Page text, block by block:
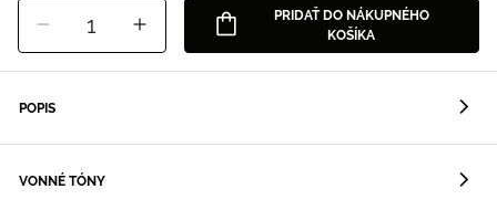
1
PRIDAŤ DO NÁKUPNÉHO
KOŠÍKA
POPIS
VONNÉ TÓNY